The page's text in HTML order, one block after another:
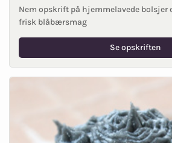
Nem opskrift på hjemmelavede bolsjer
frisk blåbærsmag
Se opskriften